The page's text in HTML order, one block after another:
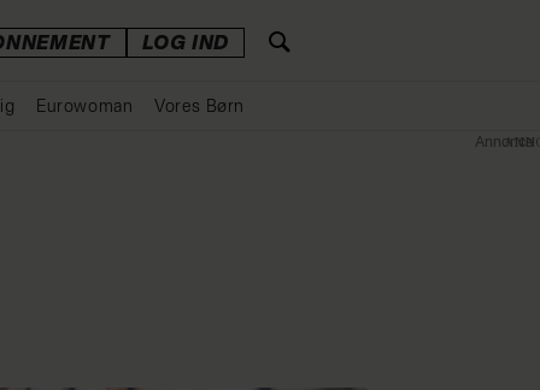
LOG IND
Eurowoman Vores Børn
Annonce